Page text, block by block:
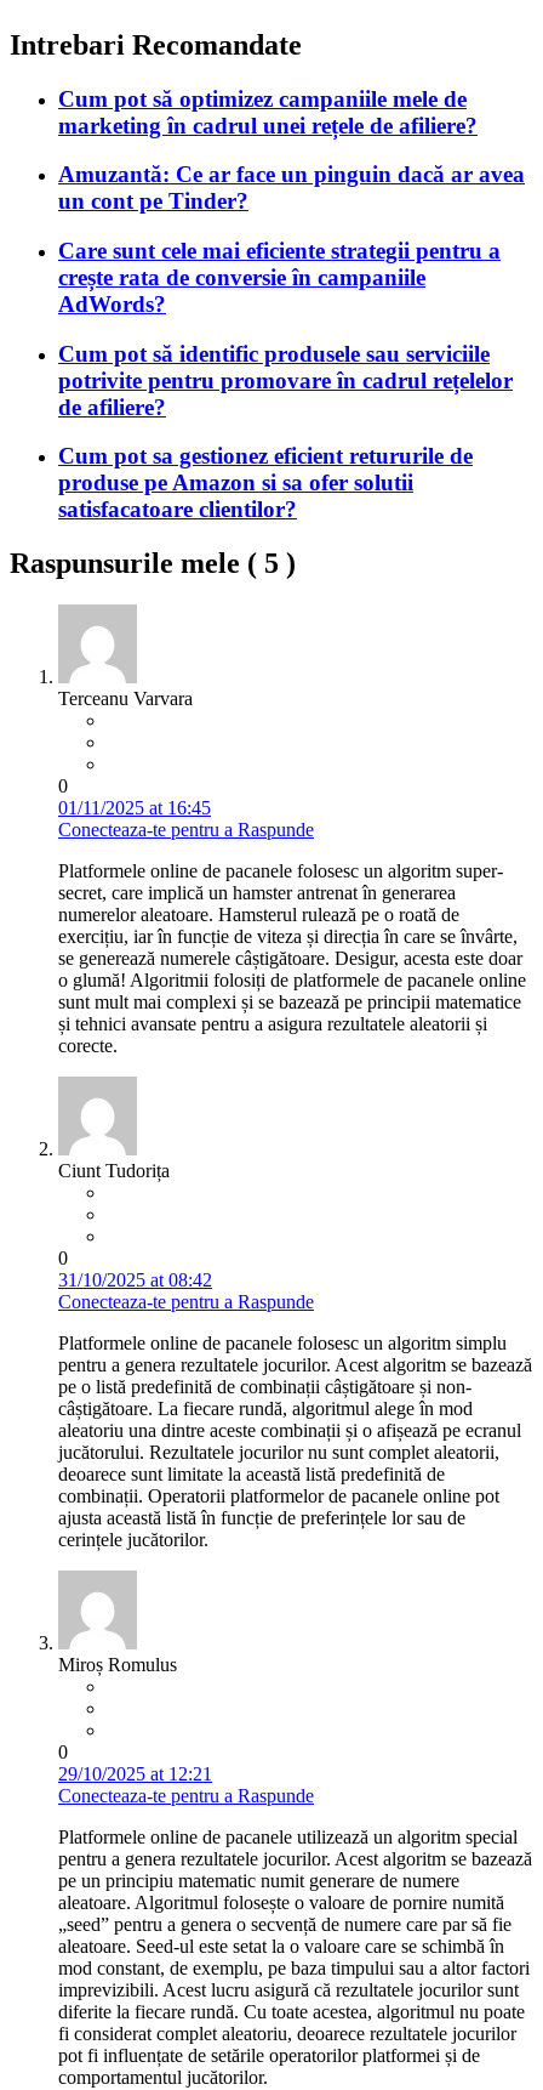
Intrebari Recomandate
Cum pot să optimizez campaniile mele de
marketing în cadrul unei rețele de afiliere?
Amuzantă: Ce ar face un pinguin dacă ar avea
un cont pe Tinder?
Care sunt cele mai eficiente strategii pentru a
crește rata de conversie în campaniile
AdWords?
Cum pot să identific produsele sau serviciile
potrivite pentru promovare în cadrul rețelelor
de afiliere?
Cum pot sa gestionez eficient retururile de
produse pe Amazon si sa ofer solutii
satisfacatoare clientilor?
Raspunsurile mele ( 5 )
Terceanu Varvara
0
01/11/2025 at 16:45
Conecteaza-te pentru a Raspunde
Platformele online de pacanele folosesc un algoritm super-
secret, care implică un hamster antrenat în generarea
numerelor aleatoare. Hamsterul rulează pe o roată de
exercițiu, iar în funcție de viteza și direcția în care se învârte,
se generează numerele câștigătoare. Desigur, acesta este doar
o glumă! Algoritmii folosiți de platformele de pacanele online
sunt mult mai complexi și se bazează pe principii matematice
și tehnici avansate pentru a asigura rezultatele aleatorii și
corecte.
Ciunt Tudorița
0
31/10/2025 at 08:42
Conecteaza-te pentru a Raspunde
Platformele online de pacanele folosesc un algoritm simplu
pentru a genera rezultatele jocurilor. Acest algoritm se bazează
pe o listă predefinită de combinații câștigătoare și non-
câștigătoare. La fiecare rundă, algoritmul alege în mod
aleatoriu una dintre aceste combinații și o afișează pe ecranul
jucătorului. Rezultatele jocurilor nu sunt complet aleatorii,
deoarece sunt limitate la această listă predefinită de
combinații. Operatorii platformelor de pacanele online pot
ajusta această listă în funcție de preferințele lor sau de
cerințele jucătorilor.
Miroș Romulus
0
29/10/2025 at 12:21
Conecteaza-te pentru a Raspunde
Platformele online de pacanele utilizează un algoritm special
pentru a genera rezultatele jocurilor. Acest algoritm se bazează
pe un principiu matematic numit generare de numere
aleatoare. Algoritmul folosește o valoare de pornire numită
„seed” pentru a genera o secvență de numere care par să fie
aleatoare. Seed-ul este setat la o valoare care se schimbă în
mod constant, de exemplu, pe baza timpului sau a altor factori
imprevizibili. Acest lucru asigură că rezultatele jocurilor sunt
diferite la fiecare rundă. Cu toate acestea, algoritmul nu poate
fi considerat complet aleatoriu, deoarece rezultatele jocurilor
pot fi influențate de setările operatorilor platformei și de
comportamentul jucătorilor.